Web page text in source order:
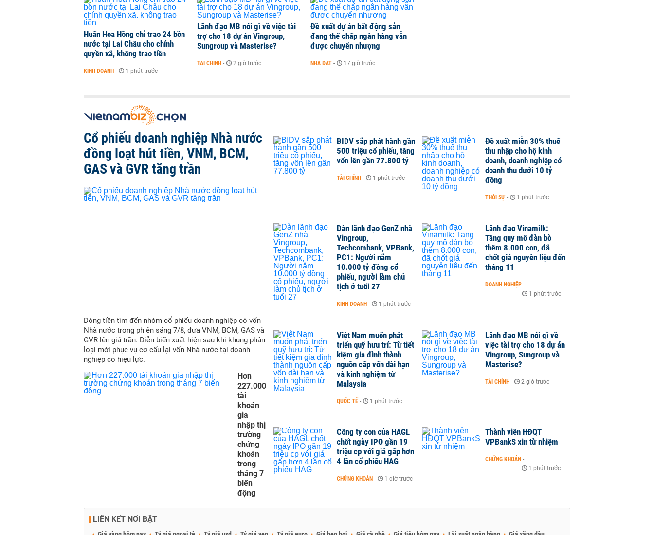
Huấn Hoa Hồng chỉ trao 24 bồn
nước tại Lai Châu cho chính
quyền xã, không trao tiền
KINH DOANH - 1 phút trước
Lãnh đạo MB nói gì về việc tài
trợ cho 18 dự án Vingroup,
Sungroup và Masterise?
TÀI CHÍNH - 2 giờ trước
Đề xuất dự án bất động sản
đang thế chấp ngân hàng vẫn
được chuyển nhượng
NHÀ ĐẤT - 17 giờ trước
Cổ phiếu doanh nghiệp Nhà nước
đồng loạt hút tiền, VNM, BCM,
GAS và GVR tăng trần
Dòng tiền tìm đến nhóm cổ phiếu doanh nghiệp có vốn
Nhà nước trong phiên sáng 7/8, đưa VNM, BCM, GAS và
GVR lên giá trần. Diễn biến xuất hiện sau khi khung phân
loại mới phục vụ cơ cấu lại vốn Nhà nước tại doanh
nghiệp có hiệu lực.
Hơn
227.000
tài
khoản
gia
nhập thị
trường
chứng
khoán
trong
tháng 7
biến
động
BIDV sắp phát hành gần
500 triệu cổ phiếu, tăng
vốn lên gần 77.800 tỷ
TÀI CHÍNH - 1 phút trước
Đề xuất miễn 30% thuế
thu nhập cho hộ kinh
doanh, doanh nghiệp có
doanh thu dưới 10 tỷ
đồng
THỜI SỰ - 1 phút trước
Dàn lãnh đạo GenZ nhà
Vingroup,
Techcombank, VPBank,
PC1: Người nắm
10.000 tỷ đồng cổ
phiếu, người làm chủ
tịch ở tuổi 27
KINH DOANH - 1 phút trước
Lãnh đạo Vinamilk:
Tăng quy mô đàn bò
thêm 8.000 con, đã
chốt giá nguyên liệu đến
tháng 11
DOANH NGHIỆP -
1 phút trước
Việt Nam muốn phát
triển quỹ hưu trí: Từ tiết
kiệm gia đình thành
nguồn cấp vốn dài hạn
và kinh nghiệm từ
Malaysia
QUỐC TẾ - 1 phút trước
Lãnh đạo MB nói gì về
việc tài trợ cho 18 dự án
Vingroup, Sungroup và
Masterise?
TÀI CHÍNH - 2 giờ trước
Công ty con của HAGL
chốt ngày IPO gần 19
triệu cp với giá gấp hơn
4 lần cổ phiếu HAG
CHỨNG KHOÁN - 1 giờ trước
Thành viên HĐQT
VPBankS xin từ nhiệm
CHỨNG KHOÁN -
1 phút trước
LIÊN KẾT NỔI BẬT